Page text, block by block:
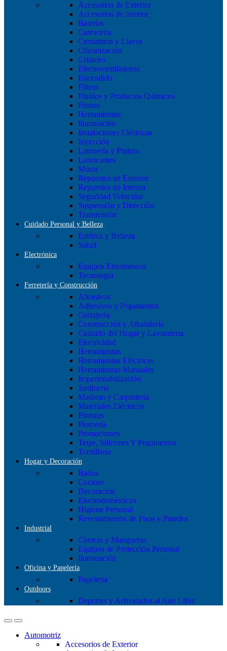
Accesorios de Exterior
Accesorios de Interior
Baterías
Carrocería
Cerraduras y Llaves
Climatización
Cristales
Electroventiladores
Encendido
Filtros
Fluídos y Productos Químicos
Frenos
Herramientas
Iluminación
Instalaciones Eléctricas
Inyección
Latonería y Pintura
Lubricantes
Motor
Repuestos de Exterior
Repuestos de Interior
Seguridad Vehicular
Suspensión y Dirección
Transmisión
Cuidado Personal y Belleza
Estética y Belleza
Salud
Electrónica
Equipos Electronicos
Tecnologia
Ferretería y Construcción
Abrasivos
Adhesivos y Pegamentos
Cerrajería
Construcción y Albañilería
Cuidado del Hogar y Lavanderia
Electricidad
Herramientas
Herramientas Eléctricas
Herramientas Manuales
Impermeabilización
Jardineria
Maderas y Carpintería
Materiales Eléctricos
Pinturas
Plomería
Promociones
Teipe, Silicones Y Pegamentos
Tornillería
Hogar y Decoración
Baños
Cocinas
Decoración
Electrodomésticos
Higiene Personal
Revestimientos de Pisos y Paredes
Industrial
Correas y Mangueras
Equipos de Protección Personal
Iluminación
Oficina y Papelería
Papeleria
Outdoors
Deportes y Actividades al Aire Libre
Automotriz
Accesorios de Exterior